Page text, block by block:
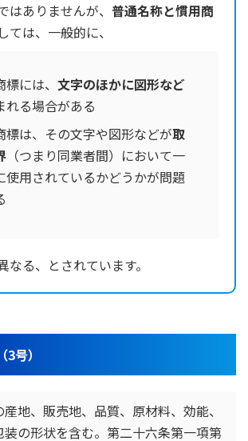
はありませんが、 普通名称と慣用商
ては、一般的に、
には、 文字のほかに図形など
れる場合がある
標は、その文字や図形などが取
（つまり同業者間）において一
使用されているかどうかが問題
なる、とされています。
号）
産地、販売地、品質、原材料、効能、
装の形状を含む。第二十六条第一項第